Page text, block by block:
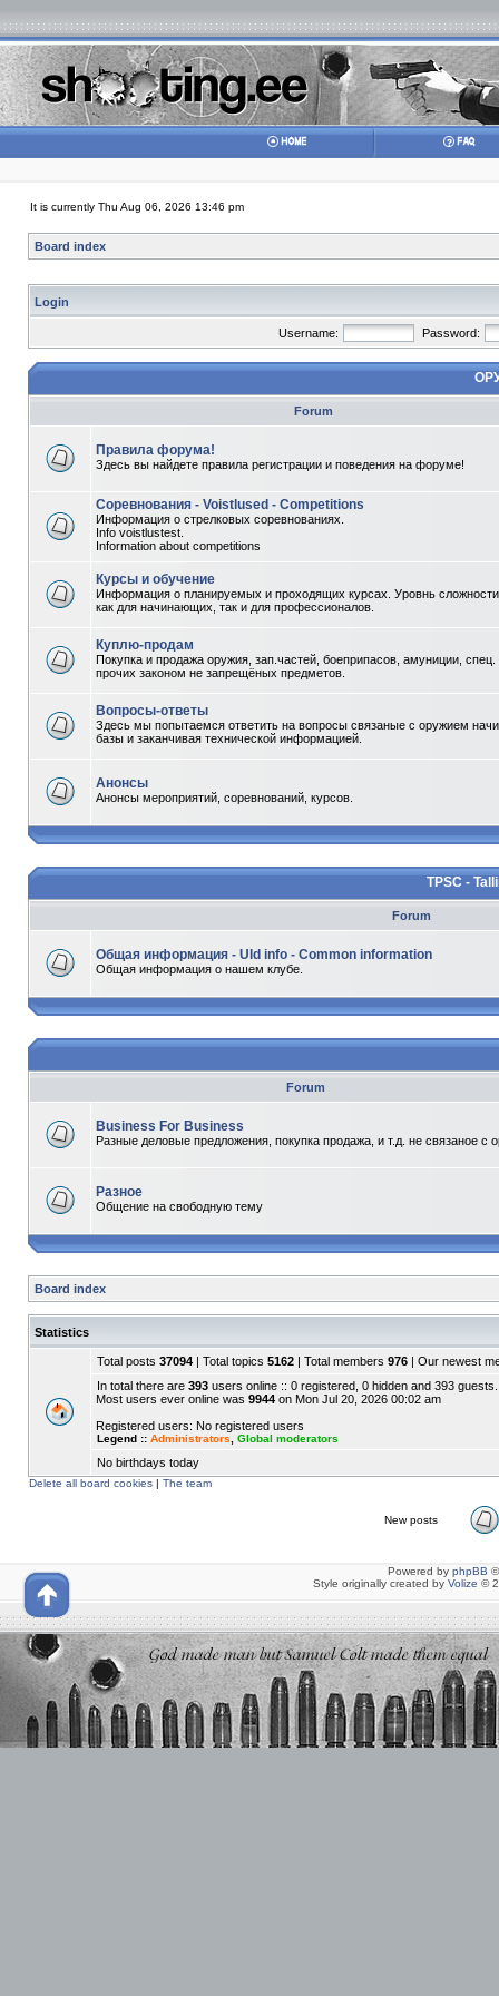
It is currently Thu Aug 06, 2026 13:46 pm
Board index
Login
Username: Password:
Forum
Правила форума!
Здесь вы найдете правила регистрации и поведения на форуме!
Соревнования - Voistlused - Competitions
Информация о стрелковых соревнованиях.
Info voistlustest.
Information about competitions
Курсы и обучение
Информация о планируемых и проходящих курсах. Уровнь
как для начинающих, так и для профессионалов.
Куплю-продам
Покупка и продажа оружия, зап.частей, боеприпасов, амуниции, спец.
прочих законом не запрещёных предметов.
Вопросы-ответы
Здесь мы попытаемся ответить на вопросы связаные с оружием
базы и заканчивая технической информацией.
Анонсы
Анонсы мероприятий, соревнований, курсов.
TPSC -
Forum
Общая информация - Uld info - Common information
Общая информация о нашем клубе.
Forum
Business For Business
Разные деловые предложения, покупка продажа, и т.д. не связаное с
Разное
Общение на свободную тему
Board index
Statistics
Total posts 37094 | Total topics 5162 | Total members 976 | Our newest
In total there are 393 users online :: 0 registered, 0 hidden and 393 guests.
Most users ever online was 9944 on Mon Jul 20, 2026 00:02 am
Registered users: No registered users
Legend :: Administrators Global moderators
No birthdays today
Delete all board cookies | The team
New posts
Powered by phpBB
Style originally created by Volize ©